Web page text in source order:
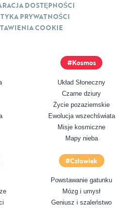
Kosmos
Układ Słoneczny
Czarne dziury
Życie pozaziemskie
Ewolucja wszechświata
Misje kosmiczne
Mapy nieba
Człowiek
Powstawanie gatunku
Mózg i umysł
Geniusz i szaleństwo
DOSTĘPNOŚCI
PRYWATNOŚCI
COOKIE